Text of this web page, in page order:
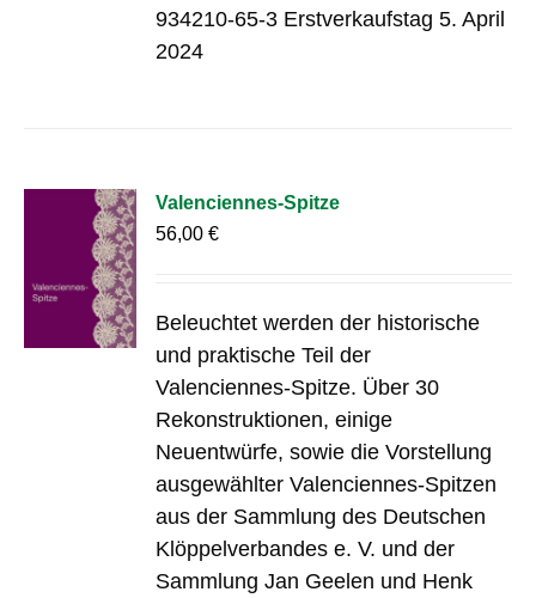
934210-65-3 Erstverkaufstag 5. April
2024
Valenciennes-Spitze
56,00€
Beleuchtet werden der historische
und praktische Teil der
Valenciennes-Spitze. Über 30
Rekonstruktionen, einige
Neuentwürfe, sowie die Vorstellung
ausgewählter Valenciennes-Spitzen
aus der Sammlung des Deutschen
Klöppelverbandes e. V. und der
Sammlung Jan Geelen und Henk